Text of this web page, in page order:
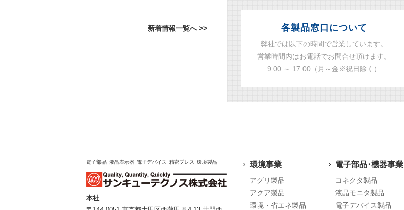
各製品窓口について
弊社では以下の時間で営業しています。
営業時間内はお電話でお問合せ頂けます。
9:00 ～ 17:00（月～金※祝日除く）
新着情報一覧へ >>
電子部品･液晶表示器･電子デバイス･精密プレス･環境製品
本社
環境事業
アグリ製品
アクア製品
環境・省エネ製品
電子部品･機器事業
コネクタ製品
液晶モニタ製品
電子デバイス製品